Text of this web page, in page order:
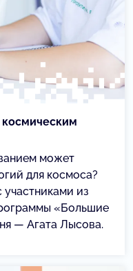
может
для космоса?
из
«Большие
— Агата Лысова.